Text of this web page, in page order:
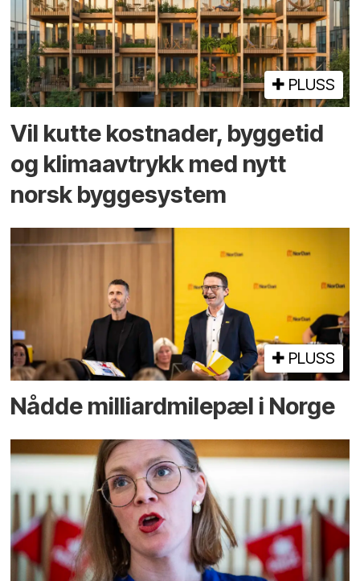
PLUSS
Vil kutte kostnader, byggetid
og klima­avtrykk med nytt
norsk bygge­system
PLUSS
Nådde milliard­­milepæl i Norge